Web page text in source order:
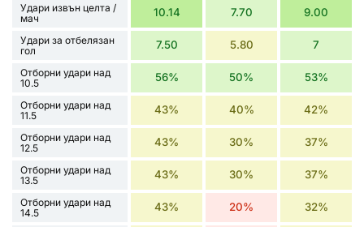
Удари извън целта /
мач
10.14 7.70 9.00
Удари за отбелязан
гол
7.50 5.80 7
Отборни удари над
10.5
56% 50% 53%
Отборни удари над
11.5
43% 40% 42%
Отборни удари над
12.5
43% 30% 37%
Отборни удари над
13.5
43% 30% 37%
Отборни удари над
14.5
43% 20% 32%